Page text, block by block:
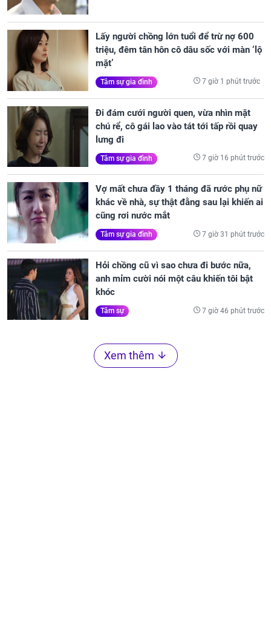
Lấy người chồng lớn tuổi để trừ nợ 600
triệu, đêm tân hôn cô dâu sốc với màn ‘lộ
mặt’
Tâm sự gia đình 7 giờ 1 phút trước
Đi đám cưới người quen, vừa nhìn mặt
chú rể, cô gái lao vào tát tới tấp rồi quay
lưng đi
Tâm sự gia đình 7 giờ 16 phút trước
Vợ mất chưa đầy 1 tháng đã rước phụ nữ
khác về nhà, sự thật đằng sau lại khiến ai
cũng rơi nước mắt
Tâm sự gia đình 7 giờ 31 phút trước
Hỏi chồng cũ vì sao chưa đi bước nữa,
anh mỉm cười nói một câu khiến tôi bật
khóc
Tâm sự 7 giờ 46 phút trước
Xem thêm